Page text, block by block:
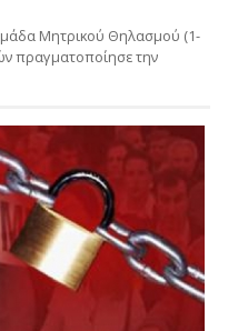
Μητρικού Θηλασμού (1-
πραγματοποίησε την